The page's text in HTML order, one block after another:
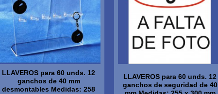
LLAVEROS para 60 unds. 12
ganchos de 40 mm
desmontables Medidas: 258
LLAVEROS para 60 unds. 12
ganchos de seguridad de 40